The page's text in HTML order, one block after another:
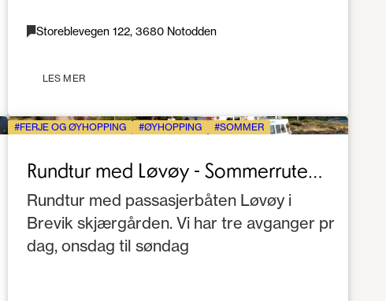
Storeblevegen 122, 3680 Notodden
LES MER
FERJE OG ØYHOPPING ØYHOPPING SOMMER
Rundtur med Løvøy - Sommerrute
Brevik
Rundtur med passasjerbåten Løvøy i
Brevik skjærgården. Vi har tre avganger pr
dag, onsdag til søndag